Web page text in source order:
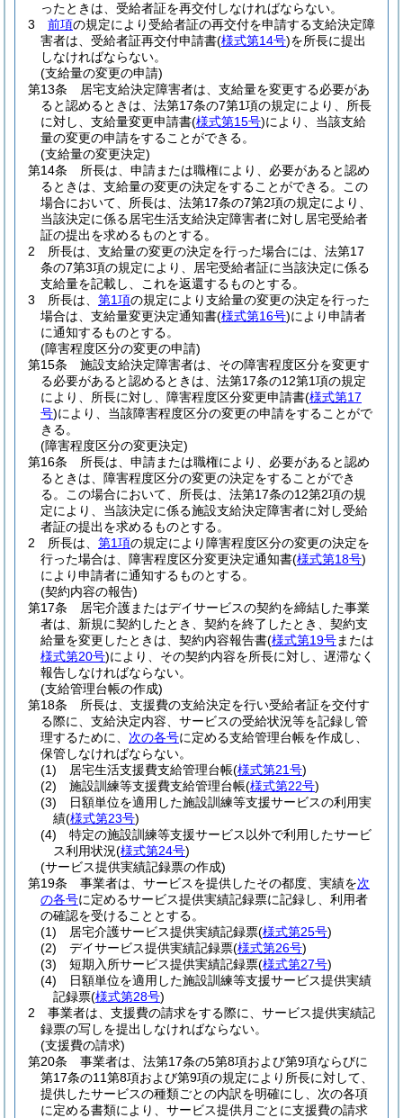
ったときは、受給者証を再交付しなければならない。
3
前項の規定により受給者証の再交付を申請する支給決定障
害者は、受給者証再交付申請書(様式第14号)を所長に提出
しなければならない。
(支給量の変更の申請)
第13条
居宅支給決定障害者は、支給量を変更する必要があ
ると認めるときは、法第17条の7第1項の規定により、所長
に対し、支給量変更申請書(様式第15号)により、当該支給
量の変更の申請をすることができる。
(支給量の変更決定)
第14条
所長は、申請または職権により、必要があると認め
るときは、支給量の変更の決定をすることができる。
この
場合において、所長は、法第17条の7第2項の規定により、
当該決定に係る居宅生活支給決定障害者に対し居宅受給者
証の提出を求めるものとする。
2
所長は、支給量の変更の決定を行った場合には、法第17
条の7第3項の規定により、居宅受給者証に当該決定に係る
支給量を記載し、これを返還するものとする。
3
所長は、 第1項の規定により支給量の変更の決定を行った
場合は、支給量変更決定通知書(様式第16号)により申請者
に通知するものとする。
(障害程度区分の変更の申請)
第15条
施設支給決定障害者は、その障害程度区分を変更す
る必要があると認めるときは、法第17条の12第1項の規定
により、所長に対し、障害程度区分変更申請書(様式第17
号)により、当該障害程度区分の変更の申請をすることがで
きる。
(障害程度区分の変更決定)
第16条
所長は、申請または職権により、必要があると認め
るときは、障害程度区分の変更の決定をすることができ
る。
この場合において、所長は、法第17条の12第2項の規
定により、当該決定に係る施設支給決定障害者に対し受給
者証の提出を求めるものとする。
2
所長は、 第1項の規定により障害程度区分の変更の決定を
行った場合は、障害程度区分変更決定通知書(様式第18号)
により申請者に通知するものとする。
(契約内容の報告)
第17条
居宅介護またはデイサービスの契約を締結した事業
者は、新規に契約したとき、契約を終了したとき、契約支
給量を変更したときは、契約内容報告書(様式第19号または
様式第20号)により、その契約内容を所長に対し、遅滞なく
報告しなければならない。
(支給管理台帳の作成)
第18条
所長は、支援費の支給決定を行い受給者証を交付す
る際に、支給決定内容、サービスの受給状況等を記録し管
理するために、 次の各号に定める支給管理台帳を作成し、
保管しなければならない。
(1)
居宅生活支援費支給管理台帳(様式第21号)
(2)
施設訓練等支援費支給管理台帳(様式第22号)
(3)
日額単位を適用した施設訓練等支援サービスの利用実
績(様式第23号)
(4)
特定の施設訓練等支援サービス以外で利用したサービ
ス利用状況(様式第24号)
(サービス提供実績記録票の作成)
第19条
事業者は、サービスを提供したその都度、実績を次
の各号に定めるサービス提供実績記録票に記録し、利用者
の確認を受けることとする。
(1)
居宅介護サービス提供実績記録票(様式第25号)
(2)
デイサービス提供実績記録票(様式第26号)
(3)
短期入所サービス提供実績記録票(様式第27号)
(4)
日額単位を適用した施設訓練等支援サービス提供実績
記録票(様式第28号)
2
事業者は、支援費の請求をする際に、サービス提供実績記
録票の写しを提出しなければならない。
(支援費の請求)
第20条
事業者は、法第17条の5第8項および第9項ならびに
第17条の11第8項および第9項の規定により所長に対して、
提供したサービスの種類ごとの内訳を明確にし、次の各項
に定める書類により、サービス提供月ごとに支援費の請求